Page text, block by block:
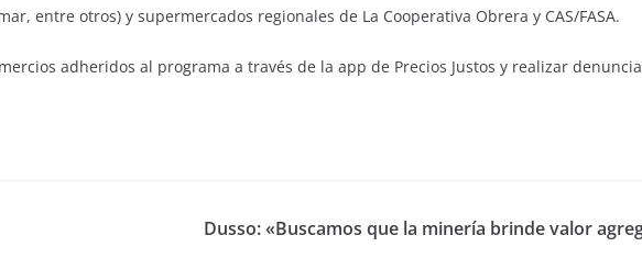
entre otros) y supermercados regionales de La Cooperativa Obrera y CAS/FASA.
adheridos al programa a través de la app de Precios Justos y realizar
Dusso: «Buscamos que la minería brinde valor